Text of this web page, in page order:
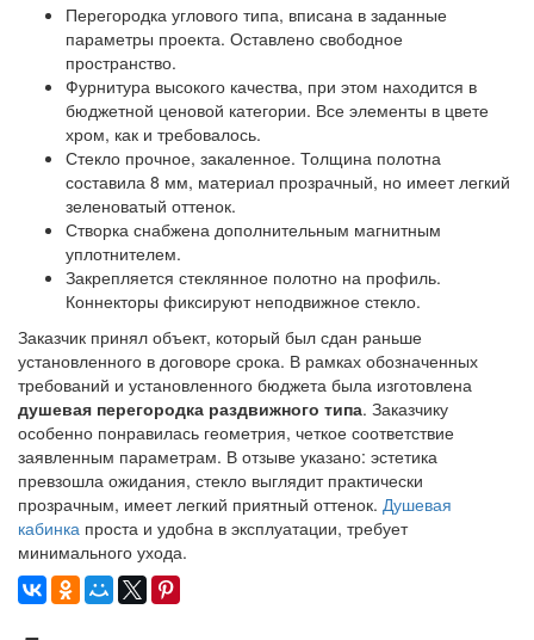
Перегородка углового типа, вписана в заданные
параметры проекта. Оставлено свободное
пространство.
Фурнитура высокого качества, при этом находится в
бюджетной ценовой категории. Все элементы в цвете
хром, как и требовалось.
Стекло прочное, закаленное. Толщина полотна
составила 8 мм, материал прозрачный, но имеет легкий
зеленоватый оттенок.
Створка снабжена дополнительным магнитным
уплотнителем.
Закрепляется стеклянное полотно на профиль.
Коннекторы фиксируют неподвижное стекло.
Заказчик принял объект, который был сдан раньше
установленного в договоре срока. В рамках обозначенных
требований и установленного бюджета была изготовлена
душевая перегородка раздвижного типа. Заказчику
особенно понравилась геометрия, четкое соответствие
заявленным параметрам. В отзыве указано: эстетика
превзошла ожидания, стекло выглядит практически
прозрачным, имеет легкий приятный оттенок. Душевая
кабинка проста и удобна в эксплуатации, требует
минимального ухода.